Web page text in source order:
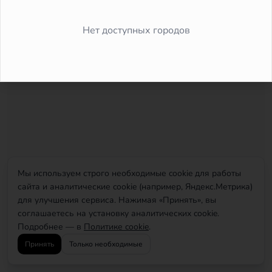
Мы используем строго необходимые cookie для работы
сайта и аналитические cookie (например, Яндекс.Метрика)
для улучшения сервиса. Нажимая «Принять», вы
соглашаетесь на установку аналитических cookie.
Подробнее — в Политике cookie.
Принять Только необходимые
Нет доступных городов